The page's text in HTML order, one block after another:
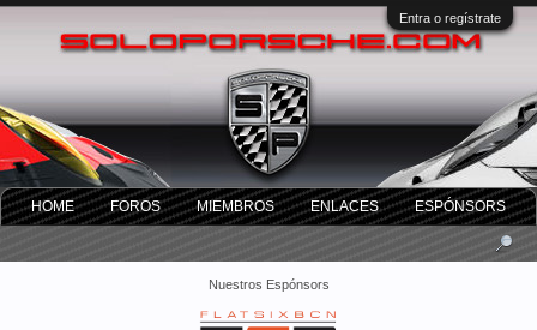
Entra o regístrate
Nuestros Espónsors
HOME FOROS MIEMBROS ENLACES ESPÓNSORS